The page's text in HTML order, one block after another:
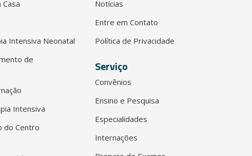
Casa
Intensiva Neonatal
de
Intensiva
do Centro
Notícias
Entre em Contato
Política de Privacidade
Serviço
Convênios
Ensino e Pesquisa
Especialidades
Internações